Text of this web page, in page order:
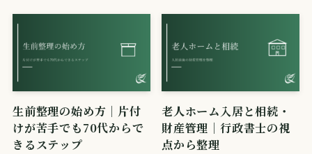
生前整理の始め方｜片付
けが苦手でも70代からで
きるステップ
老人ホーム入居と相続・
財産管理｜行政書士の視
点から整理